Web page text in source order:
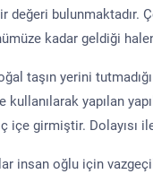
değeri bulunmaktadır.
kadar geldiği
taşın yerini
yapılan
girmiştir. Dolayısı
insan oğlu için